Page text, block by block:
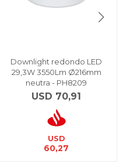
Downlight redondo LED
29,3W 3550Lm Ø216mm
neutra - PH8209
USD 70,91
USD
60,27